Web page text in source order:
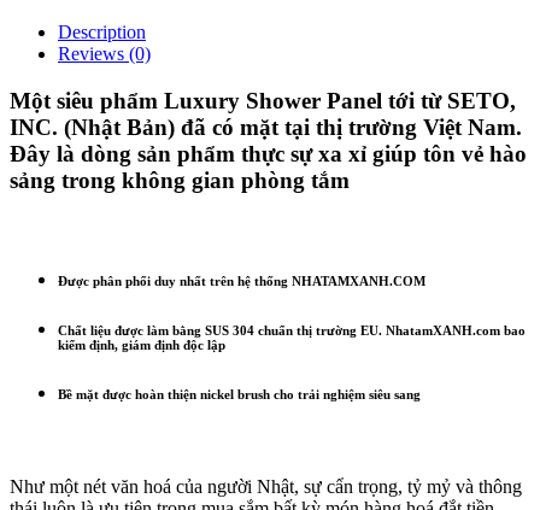
Description
Reviews (0)
Một siêu phẩm Luxury Shower Panel tới từ SETO,
INC. (Nhật Bản) đã có mặt tại thị trường Việt Nam.
Đây là dòng sản phẩm thực sự xa xỉ giúp tôn vẻ hào
sảng trong không gian phòng tắm
Được phân phối duy nhất trên hệ thống NHATAMXANH.COM
Chất liệu được làm bằng SUS 304 chuẩn thị trường EU. NhatamXANH.com bao
kiểm định, giám định độc lập
Bề mặt được hoàn thiện nickel brush cho trải nghiệm siêu sang
Như một nét văn hoá của người Nhật, sự cẩn trọng, tỷ mỷ và thông